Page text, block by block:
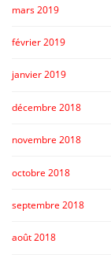
mars 2019
février 2019
janvier 2019
décembre 2018
novembre 2018
octobre 2018
septembre 2018
août 2018